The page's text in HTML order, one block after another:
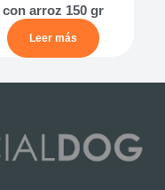
con arroz 150 gr
Leer más